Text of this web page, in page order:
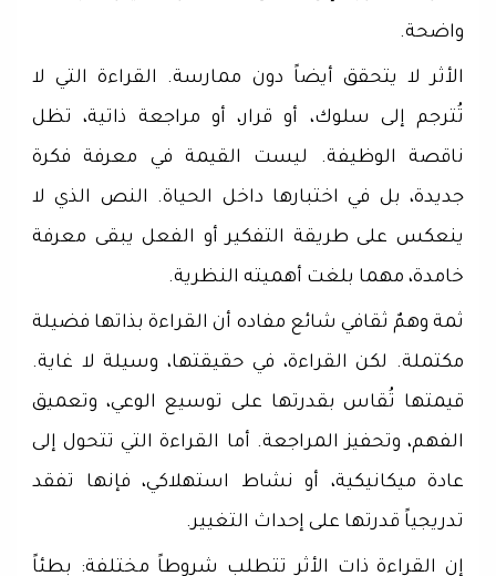
واضحة.
الأثر لا يتحقق أيضاً دون ممارسة. القراءة التي لا
تُترجم إلى سلوك، أو قرار، أو مراجعة ذاتية، تظل
ناقصة الوظيفة. ليست القيمة في معرفة فكرة
جديدة، بل في اختبارها داخل الحياة. النص الذي لا
ينعكس على طريقة التفكير أو الفعل يبقى معرفة
خامدة، مهما بلغت أهميته النظرية.
ثمة وهمٌ ثقافي شائع مفاده أن القراءة بذاتها فضيلة
مكتملة. لكن القراءة، في حقيقتها، وسيلة لا غاية.
قيمتها تُقاس بقدرتها على توسيع الوعي، وتعميق
الفهم، وتحفيز المراجعة. أما القراءة التي تتحول إلى
عادة ميكانيكية، أو نشاط استهلاكي، فإنها تفقد
تدريجياً قدرتها على إحداث التغيير.
إن القراءة ذات الأثر تتطلب شروطاً مختلفة: بطئاً